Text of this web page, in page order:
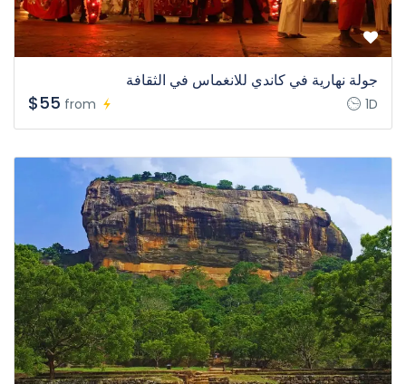
جولة نهارية في كاندي للانغماس في الثقافة
1D
from
$55